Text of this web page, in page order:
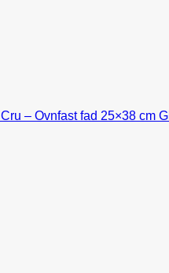
– Ovnfast fad 25×38 cm